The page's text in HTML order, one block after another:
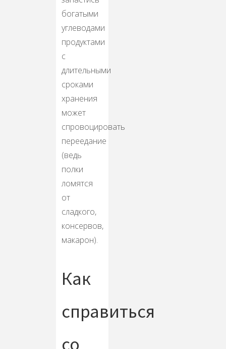
богатыми
углеводами
продуктами
с
длительными
сроками
хранения
может
спровоцировать
переедание
(ведь
полки
ломятся
от
сладкого,
консервов,
макарон).
Как
справиться
со